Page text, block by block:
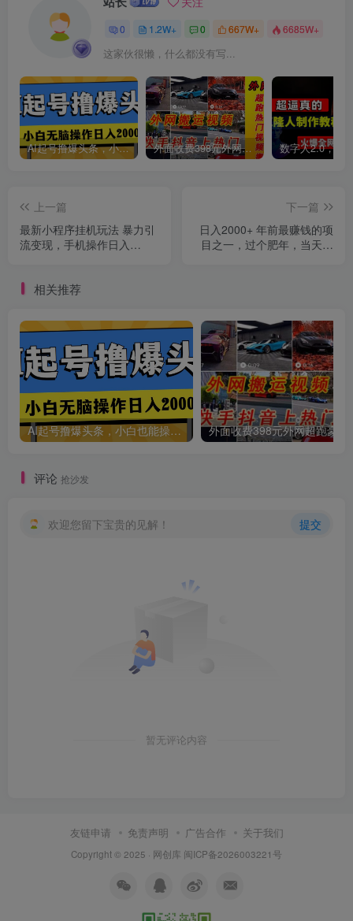
0 1.2W+ 0 667W+ 6685W+
这家伙很懒，什么都没有写...
AI起号撸爆头条，小白也能操作，日入2000+ 外面收费398元外网超跑豪车汽车视频搬运至快手抖音上热门项目
上一篇
最新小程序挂机玩法 暴力引
流变现，手机操作日入
下一篇
日入2000+ 年前最赚钱的项
目之一，过个肥年，当天上
相关推荐
AI起号撸爆头条，小白也能操作，日入2000+
评论 抢沙发
欢迎您留下宝贵的见解！ 提交
暂无评论内容
友链申请 免责声明 广告合作 关于我们
Copyright © 2025 · 网创库 闽ICP备2026003221号